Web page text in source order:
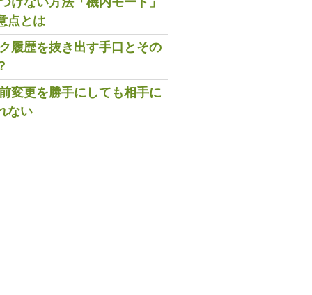
点とは
履歴を抜き出す手口とその
変更を勝手にしても相手に
ない